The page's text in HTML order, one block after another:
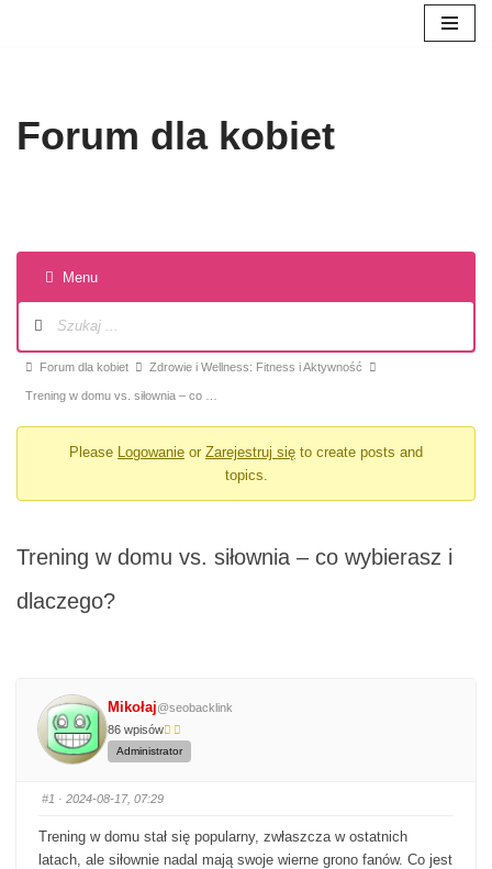
Forum dla kobiet
Menu
Forum dla kobiet Zdrowie i Wellness: Fitness i Aktywność
Trening w domu vs. siłownia – co …
Please Logowanie or Zarejestruj się to create posts and
topics.
Trening w domu vs. siłownia – co wybierasz i
dlaczego?
Mikołaj@seobacklink
86 wpisów
Administrator
#1 · 2024-08-17, 07:29
Trening w domu stał się popularny, zwłaszcza w ostatnich
latach, ale siłownie nadal mają swoje wierne grono fanów. Co jest